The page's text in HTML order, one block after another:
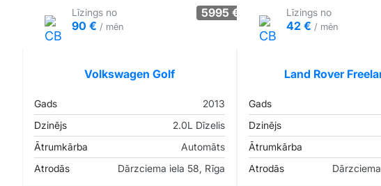
Līzings no
90 € / mēn
5995 €
Volkswagen Golf
Gads
2013
Dzinējs
2.0L Dīzelis
Ātrumkārba
Automāts
Atrodās
Dārzciema iela 58, Rīga
Līzings no
42 € / mēn
Land Rover
Gads
Dzinējs
Ātrumkārba
Atrodās